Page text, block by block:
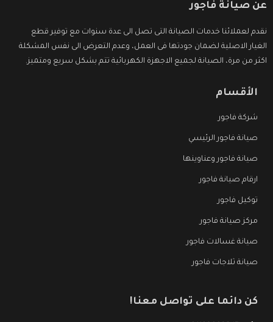
عن صيانة فاجور
نقدم لعملائنا خدمات الصيانة التى تصل الى عدة سنوات مع توفير قطع
الغيار الاصلية لضمان جودتها فى العمل، وعدم التعرض الى نفس المشكلة
اكثر من مرة، الصيانة لجميع الاجهزة الكهربائية تتم بشكل سريع ومتميز.
الأقسام
شركة فاجور
صيانة فاجور الرئيسي
صيانة فاجور وعناوينها
ارقام صيانة فاجور
توكيل فاجور
مركز صيانة فاجور
صيانة غسالات فاجور
صيانة ثلاجات فاجور
كن دائما على تواصل معنا!